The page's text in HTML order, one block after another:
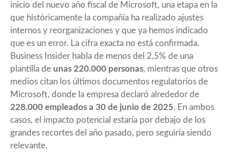
inicio del nuevo año fiscal de Microsoft, una etapa en la
que históricamente la compañía ha realizado ajustes
internos y reorganizaciones y que ya hemos indicado
que es un error. La cifra exacta no está confirmada.
Business Insider habla de menos del 2,5% de una
plantilla de unas 220.000 personas, mientras que otros
medios citan los últimos documentos regulatorios de
Microsoft, donde la empresa declaró alrededor de
228.000 empleados a 30 de junio de 2025. En ambos
casos, el impacto potencial estaría por debajo de los
grandes recortes del año pasado, pero seguiría siendo
relevante.